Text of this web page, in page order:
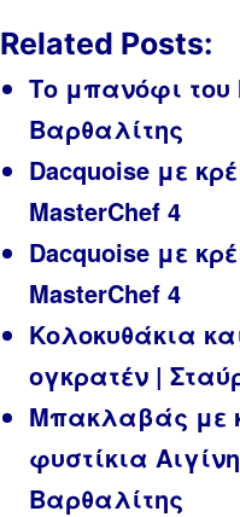
Related Posts:
Το μπανόφι του
Βαρθαλίτης
Dacquoise με
MasterChef 4
Dacquoise με
MasterChef 4
Κολοκυθάκια
ογκρατέν |
Μπακλαβάς με
φυστίκια
Βαρθαλίτης